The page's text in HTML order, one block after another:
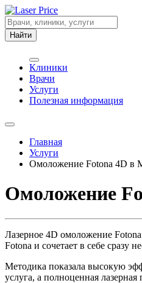
Найти
Клиники
Врачи
Услуги
Полезная информация
Главная
Услуги
Омоложение Fotona 4D в
Омоложение
Лазерное 4D омоложение
Fotona и сочетает в себе сразу
Методика показала высокую
услуга, а полноценная